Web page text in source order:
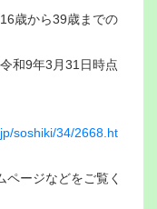
歳から39歳までの
9年3月31日時点
soshiki/34/2668.ht
ージなどをご覧く